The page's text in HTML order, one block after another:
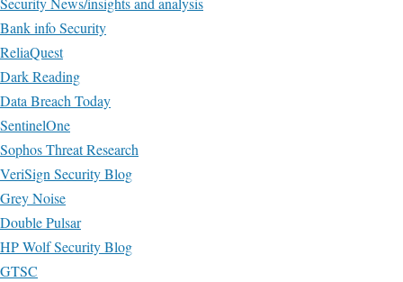
Bank info Security
ReliaQuest
Dark Reading
Data Breach Today
SentinelOne
Sophos Threat Research
VeriSign Security Blog
Grey Noise
Double Pulsar
HP Wolf Security Blog
GTSC